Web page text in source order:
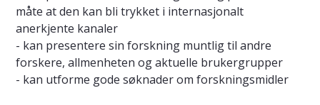
måte at den kan bli trykket i internasjonalt
anerkjente kanaler
- kan presentere sin forskning muntlig til andre
forskere, allmenheten og aktuelle brukergrupper
- kan utforme gode søknader om forskningsmidler